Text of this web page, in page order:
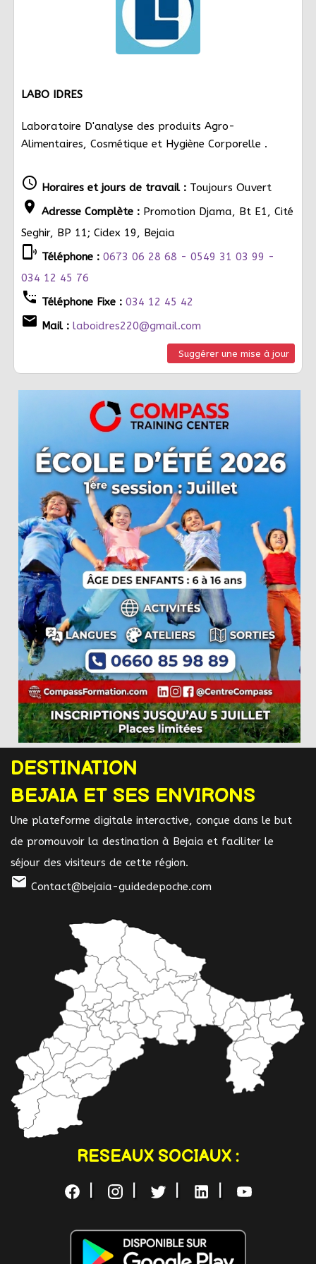
LABO IDRES
Laboratoire D'analyse des produits Agro-
Alimentaires, Cosmétique et Hygiène Corporelle .
schedule Horaires et jours de travail : Toujours Ouvert
location_on Adresse Complète : Promotion Djama, Bt E1, Cité
Seghir, BP 11; Cidex 19, Bejaia
phonelink_ring Téléphone : 0673 06 28 68 - 0549 31 03 99 -
034 12 45 76
settings_phone Téléphone Fixe : 034 12 45 42
email Mail : laboidres220@gmail.com
Suggérer une mise à jour
DESTINATION
BEJAIA ET SES ENVIRONS
Une plateforme digitale interactive, conçue dans le but
de promouvoir la destination à Bejaia et faciliter le
séjour des visiteurs de cette région.
mail Contact@bejaia-guidedepoche.com
RESEAUX SOCIAUX :